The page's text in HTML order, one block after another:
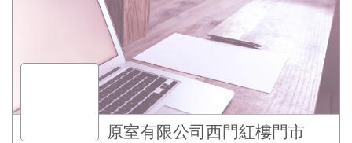
原室有限公司西門紅樓門市